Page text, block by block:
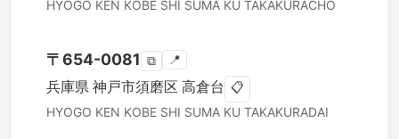
HYOGO KEN KOBE SHI SUMA KU TAKAKURACHO
〒654-0081 ⧉ 📍
兵庫県 神戸市須磨区 高倉台 📋
HYOGO KEN KOBE SHI SUMA KU TAKAKURADAI